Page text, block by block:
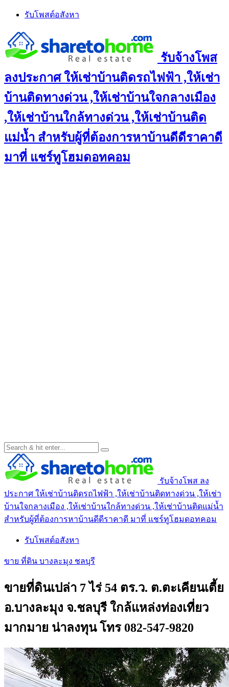
Skip
content
รับโพสต์อสังหา
รับจ้างโพส
ลงประกาศ ให้เช่าบ้านติดรถไฟฟ้า ,ให้เช่า
บ้านติดทางด่วน ,ให้เช่าบ้านใจกลางเมือง
,ให้เช่าบ้านใกล้ทางด่วน ,ให้เช่าบ้านติด
แม่น้ำ สำหรับผู้ที่ต้องการหาบ้านดีดีราคาดี
มาที่ แชร์ทูโฮมดอทคอม
รับจ้างโพส ลง
ประกาศ ให้เช่าบ้านติดรถไฟฟ้า ,ให้เช่าบ้านติดทางด่วน ,ให้เช่า
บ้านใจกลางเมือง ,ให้เช่าบ้านใกล้ทางด่วน ,ให้เช่าบ้านติดแม่น้ำ
สำหรับผู้ที่ต้องการหาบ้านดีดีราคาดี มาที่ แชร์ทูโฮมดอทคอม
รับโพสต์อสังหา
ขาย ที่ดิน บางละมุง ชลบุรี
ขายที่ดินเปล่า 7 ไร่ 54 ตร.ว. ต.ตะเคียนเตี้ย
อ.บางละมุง จ.ชลบุรี ใกล้แหล่งท่องเที่ยว
มากมาย น่าลงทุน โทร 082-547-9820